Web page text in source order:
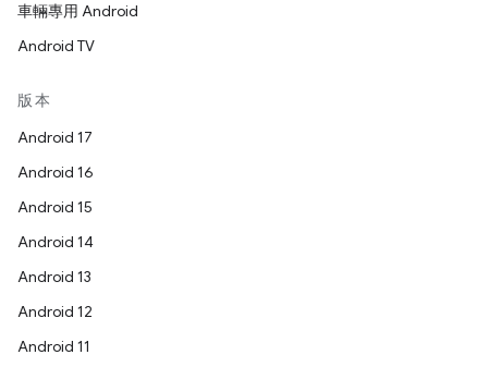
車輛專用 Android
Android TV
版本
Android 17
Android 16
Android 15
Android 14
Android 13
Android 12
Android 11